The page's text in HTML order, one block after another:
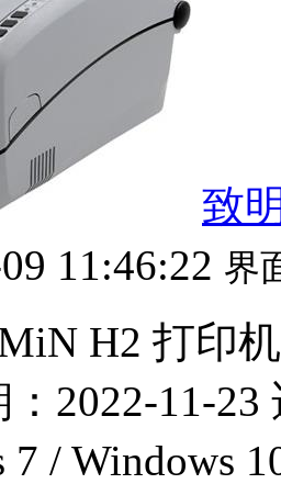
致
11:46:22 界
H2 打印
2022-11-23
7 / Windows